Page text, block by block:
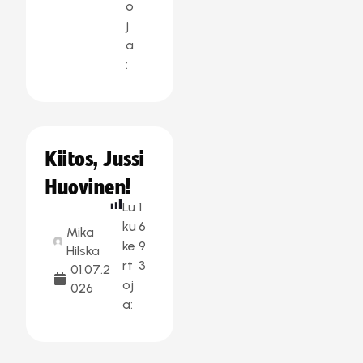
o
j
a
:
Kiitos, Jussi
Huovinen!
Mika
Hilska
01.07.2
026
Lu
ku
ke
rt
oj
a:
1
6
9
3